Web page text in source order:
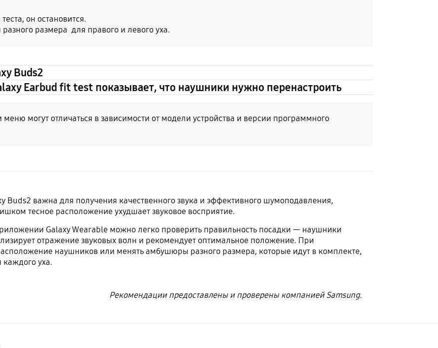
он остановится.
размера для правого и левого уха.
Buds2
Earbud fit test показывает, что наушники нужно перенастроить
могут отличаться в зависимости от модели устройства и версии программного
Buds2 важна для получения качественного звука и эффективного шумоподавления,
тесное расположение ухудшает звуковое восприятие.
Galaxy Wearable можно легко проверить правильность посадки — наушники
отражение звуковых волн и рекомендует оптимальное положение. При
наушников или менять амбушюры разного размера, которые идут в комплекте,
уха.
Рекомендации предоставлены и проверены компанией Samsung.